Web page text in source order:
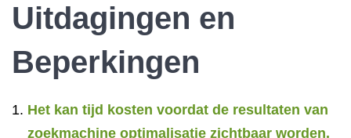
Uitdagingen en
Beperkingen
Het kan tijd kosten voordat de resultaten van
zoekmachine optimalisatie zichtbaar worden.